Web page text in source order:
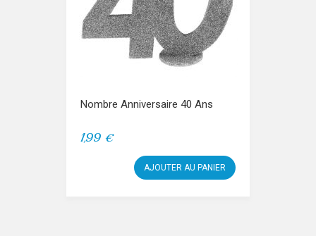
Nombre Anniversaire 40 Ans
1,99 €
AJOUTER AU PANIER